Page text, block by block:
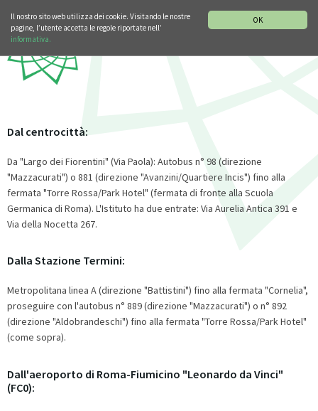
OK
Il nostro sito web utilizza dei cookie. Visitando le nostre
pagine, l’utente accetta le regole riportate nell’
informativa.
Dal centrocittà:
Da "Largo dei Fiorentini" (Via Paola): Autobus n° 98 (direzione
"Mazzacurati") o 881 (direzione "Avanzini/Quartiere Incis") fino alla
fermata "Torre Rossa/Park Hotel" (fermata di fronte alla Scuola
Germanica di Roma). L'Istituto ha due entrate: Via Aurelia Antica 391 e
Via della Nocetta 267.
Dalla Stazione Termini:
Metropolitana linea A (direzione "Battistini") fino alla fermata "Cornelia",
proseguire con l'autobus n° 889 (direzione "Mazzacurati") o n° 892
(direzione "Aldobrandeschi") fino alla fermata "Torre Rossa/Park Hotel"
(come sopra).
Dall'aeroporto di Roma-Fiumicino "Leonardo da Vinci"
(FC0):